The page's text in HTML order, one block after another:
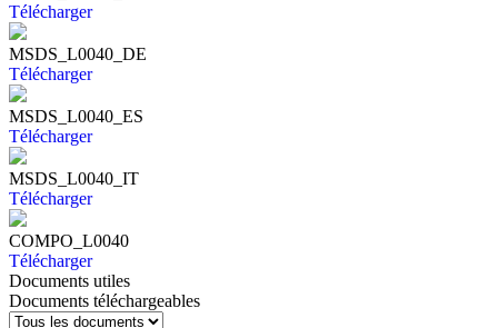
Télécharger
MSDS_L0040_DE
Télécharger
MSDS_L0040_ES
Télécharger
MSDS_L0040_IT
Télécharger
COMPO_L0040
Télécharger
Documents utiles
Documents téléchargeables